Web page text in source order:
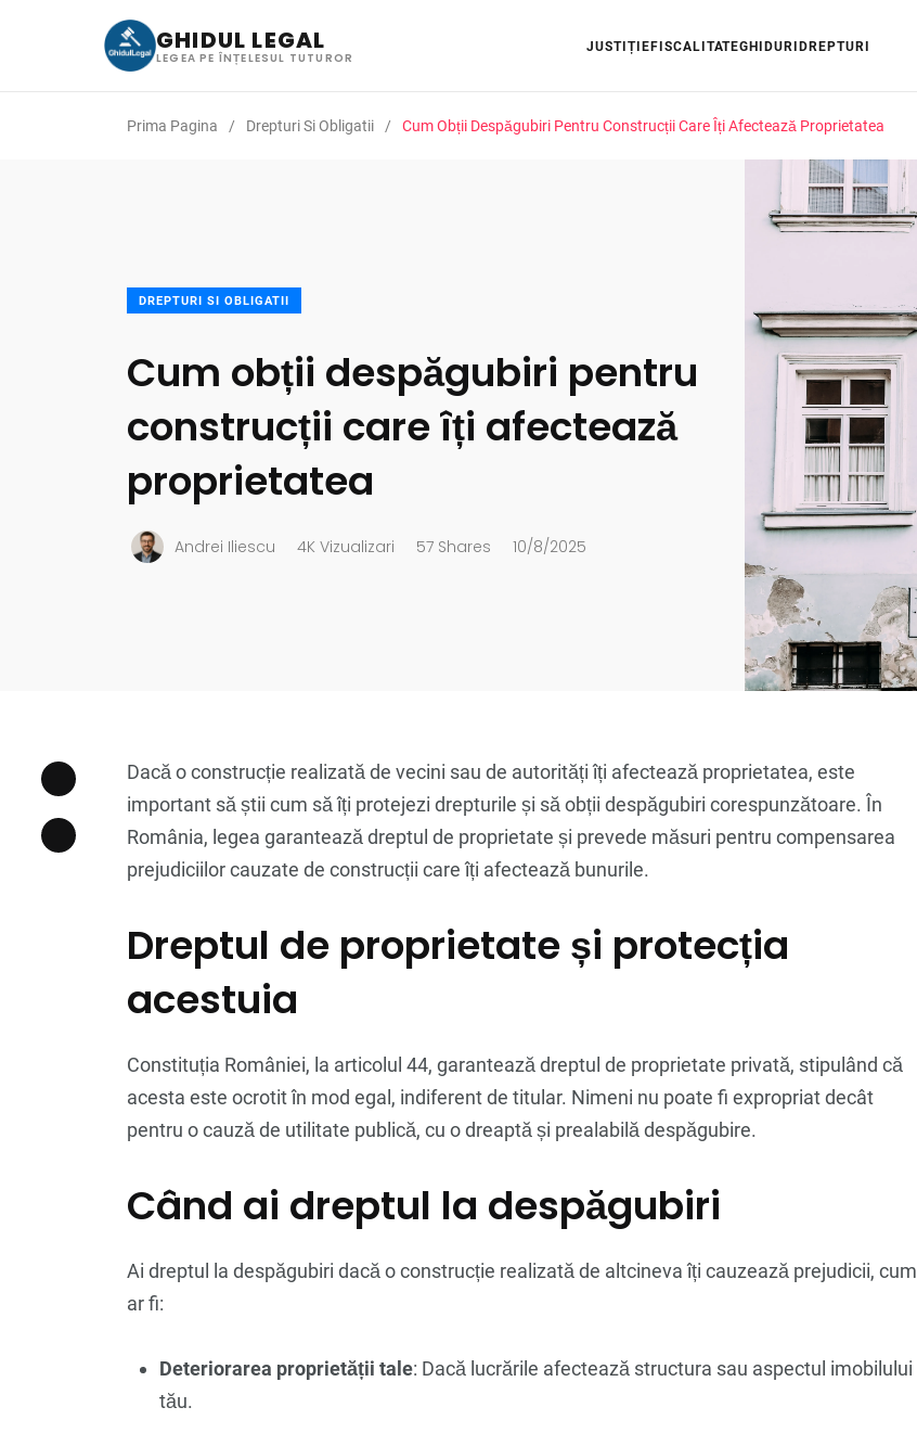
GHIDUL LEGAL
LEGEA PE ÎNȚELESUL TUTUROR
JUSTIȚIE FISCALITATEGHIDURI DREPTURI
Prima Pagina Drepturi Si Obligatii Cum Obții Despăgubiri Pentru Construcții Care Îți Afectează Proprietatea
DREPTURI SI OBLIGATII
Cum obții despăgubiri pentru
construcții care îți afectează
proprietatea
Andrei Iliescu 4K Vizualizari 57 Shares 10/8/2025
Dacă o construcție realizată de vecini sau de autorități îți afectează proprietatea, este
important să știi cum să îți protejezi drepturile și să obții despăgubiri corespunzătoare. În
România, legea garantează dreptul de proprietate și prevede măsuri pentru compensarea
prejudiciilor cauzate de construcții care îți afectează bunurile.
Dreptul de proprietate și protecția
acestuia
Constituția României, la articolul 44, garantează dreptul de proprietate privată, stipulând că
acesta este ocrotit în mod egal, indiferent de titular. Nimeni nu poate fi expropriat decât
pentru o cauză de utilitate publică, cu o dreaptă și prealabilă despăgubire.
Când ai dreptul la despăgubiri
Ai dreptul la despăgubiri dacă o construcție realizată de altcineva îți cauzează prejudicii, cum
ar fi:
Deteriorarea proprietății tale: Dacă lucrările afectează structura sau aspectul imobilului
tău.